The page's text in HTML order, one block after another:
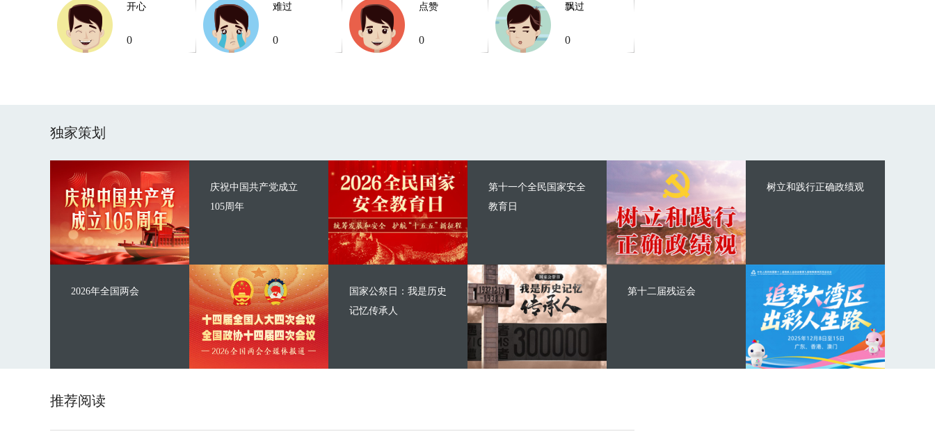
开心
0
难过
0
点赞
0
飘过
0
独家策划
庆祝中国共产党成立
105周年
2026年全国两会
第十一个全民国家安全
教育日
国家公祭日：我是历史
记忆传承人
树立和践行正确政绩观
第十二届残运会
推荐阅读